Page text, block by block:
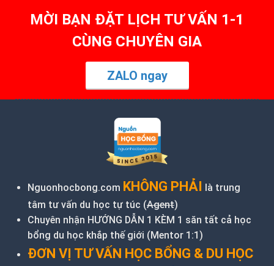
MỜI BẠN ĐẶT LỊCH TƯ VẤN 1-1
CÙNG CHUYÊN GIA
ZALO ngay
Nguonhocbong.com KHÔNG PHẢI là trung
tâm tư vấn du học tự túc (Agent)
Chuyên nhận HƯỚNG DẪN 1 KÈM 1 săn tất cả học
bổng du học khắp thế giới (Mentor 1:1)
ĐƠN VỊ TƯ VẤN HỌC BỔNG & DU HỌC